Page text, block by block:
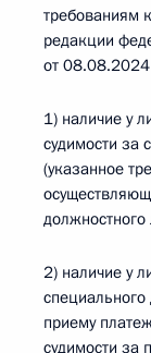
требованиям
редакции
от
1) наличие у
судимости за
(указанное
2) наличие у
приему
судимости за